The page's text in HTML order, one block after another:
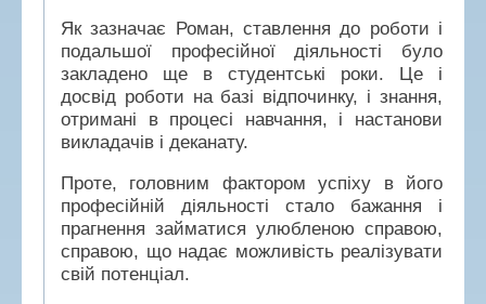
Як зазначає Роман, ставлення до роботи і
подальшої професійної діяльності було
закладено ще в студентські роки. Це і
досвід роботи на базі відпочинку, і знання,
отримані в процесі навчання, і настанови
викладачів і деканату.
Проте, головним фактором успіху в його
професійній діяльності стало бажання і
прагнення займатися улюбленою справою,
справою, що надає можливість реалізувати
свій потенціал.